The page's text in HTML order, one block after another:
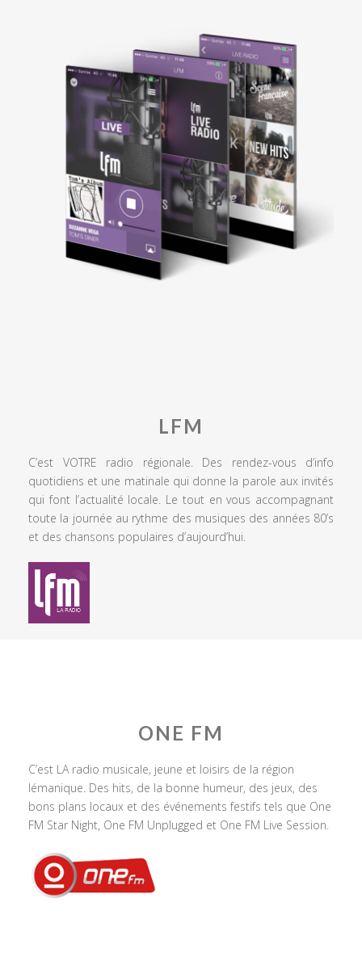
LFM
C’est VOTRE radio régionale. Des rendez-vous d’info
quotidiens et une matinale qui donne la parole aux invités
qui font l’actualité locale. Le tout en vous accompagnant
toute la journée au rythme des musiques des années 80’s
et des chansons populaires d’aujourd’hui.
ONE FM
C’est LA radio musicale, jeune et loisirs de la région
lémanique. Des hits, de la bonne humeur, des jeux, des
bons plans locaux et des événements festifs tels que One
FM Star Night, One FM Unplugged et One FM Live Session.